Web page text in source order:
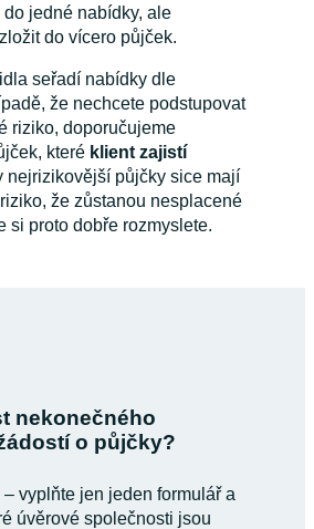
jedné nabídky, ale
do vícero půjček.
seřadí nabídky dle
že nechcete podstupovat
riziko, doporučujeme
které klient zajistí
nejrizikovější půjčky sice mají
že zůstanou nesplacené
si proto dobře rozmyslete.
nekonečného
o půjčky?
vyplňte jen jeden formulář a
úvěrové společnosti jsou